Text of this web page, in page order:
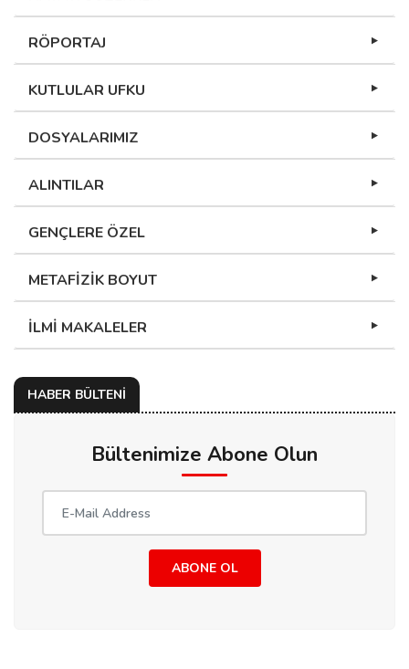
RÖPORTAJ
KUTLULAR UFKU
DOSYALARIMIZ
ALINTILAR
GENÇLERE ÖZEL
METAFİZİK BOYUT
İLMİ MAKALELER
HABER BÜLTENİ
Bültenimize Abone Olun
ABONE OL